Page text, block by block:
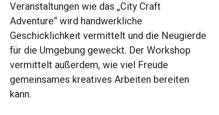
Veranstaltungen wie das „City Craft
Adventure“ wird handwerkliche
Geschicklichkeit vermittelt und die Neugierde
für die Umgebung geweckt. Der Workshop
vermittelt außerdem, wie viel Freude
gemeinsames kreatives Arbeiten bereiten
kann.